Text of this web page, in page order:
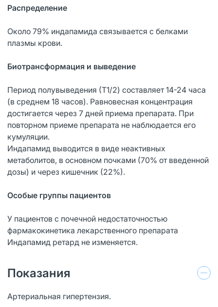
Распределение
Около 79% индапамида связывается с белками
плазмы крови.
Биотрансформация и выведение
Период полувыведения (Т1/2) составляет 14-24 часа
(в среднем 18 часов). Равновесная концентрация
достигается через 7 дней приема препарата. При
повторном приеме препарата не наблюдается его
кумуляции.
Индапамид выводится в виде неактивных
метаболитов, в основном почками (70% от введенной
дозы) и через кишечник (22%).
Особые группы пациентов
У пациентов с почечной недостаточностью
фармакокинетика лекарственного препарата
Индапамид ретард не изменяется.
Показания
Артериальная гипертензия.